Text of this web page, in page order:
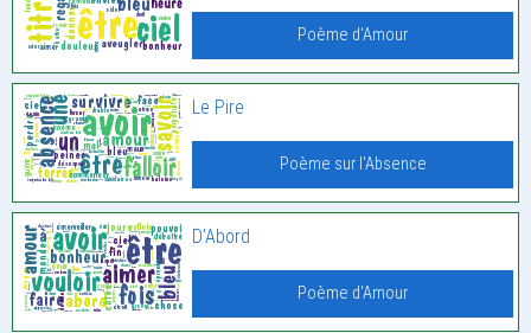
Poème d'Amour
Le Pire
Poème sur l'Absence
D’Abord
Poème d'Amour